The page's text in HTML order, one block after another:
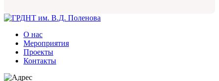
О нас
Мероприятия
Проекты
Контакты